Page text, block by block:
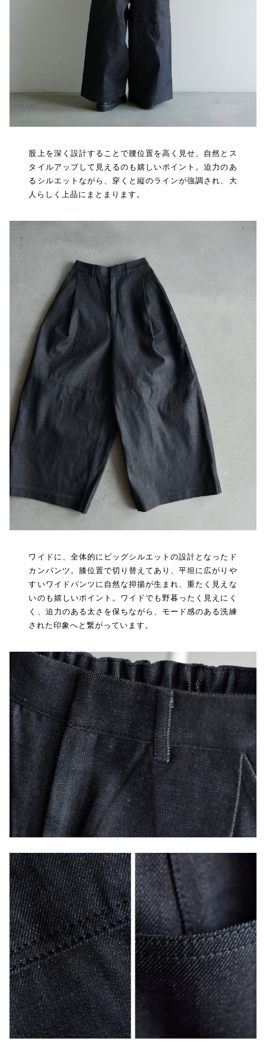
股上を深く設計することで腰位置を高く見せ、自然とス
タイルアップして見えるのも嬉しいポイント。迫力のあ
るシルエットながら、穿くと縦のラインが強調され、大
人らしく上品にまとまります。
ワイドに、全体的にビッグシルエットの設計となったド
カンパンツ。膝位置で切り替えてあり、平坦に広がりや
すいワイドパンツに自然な抑揚が生まれ、重たく見えな
いのも嬉しいポイント。ワイドでも野暮ったく見えにく
く、迫力のある太さを保ちながら、モード感のある洗練
された印象へと繋がっています。